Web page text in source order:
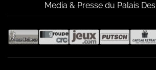
Media & Presse du Palais